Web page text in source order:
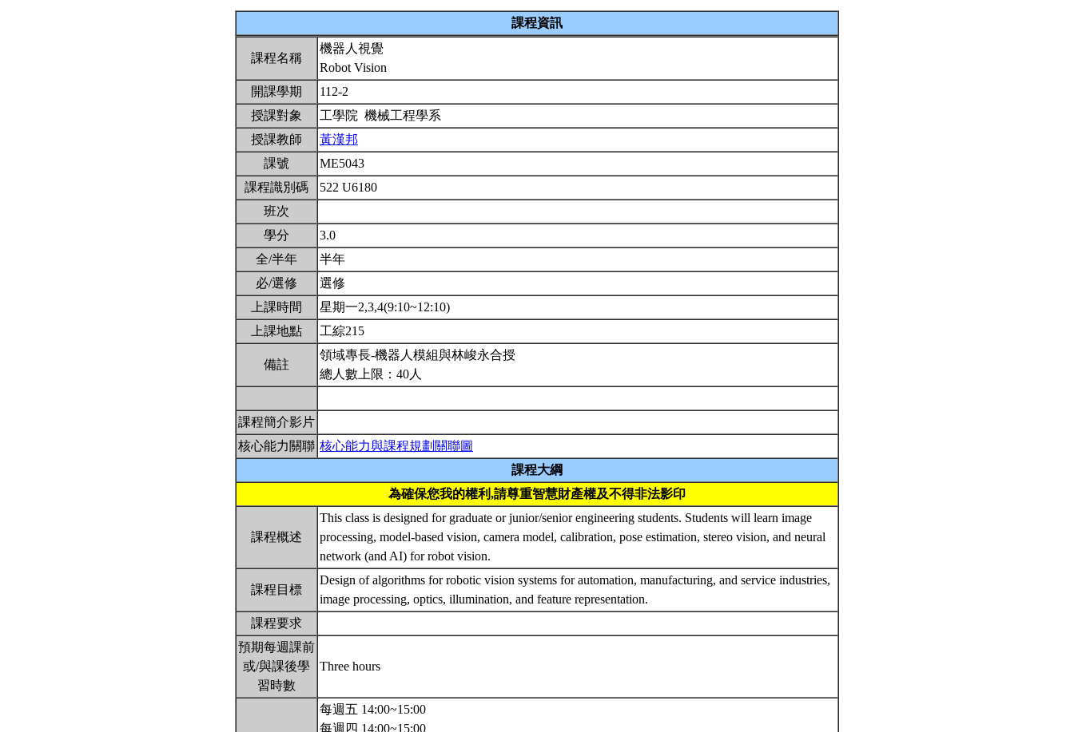
課程資訊
課程名稱
機器人視覺
Robot Vision
開課學期
112-2
授課對象
工學院 機械工程學系
授課教師
黃漢邦
課號
ME5043
課程識別碼
522 U6180
班次
學分
3.0
全/半年
半年
必/選修
選修
上課時間
星期一2,3,4(9:10~12:10)
上課地點
工綜215
備註
領域專長-機器人模組與林峻永合授
總人數上限：40人
課程簡介影片
核心能力關聯 核心能力與課程規劃關聯圖
課程大綱
為確保您我的權利,請尊重智慧財產權及不得非法影印
課程概述
This class is designed for graduate or junior/senior engineering students. Students will learn image
processing, model-based vision, camera model, calibration, pose estimation, stereo vision, and neural
network (and AI) for robot vision.
課程目標
Design of algorithms for robotic vision systems for automation, manufacturing, and service industries,
image processing, optics, illumination, and feature representation.
課程要求
預期每週課前
或/與課後學
習時數
Three hours
每週五 14:00~15:00
每週四 14:00~15:00